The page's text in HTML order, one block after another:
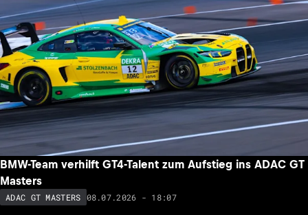
BMW-Team verhilft GT4-Talent zum Aufstieg ins ADAC GT
Masters
ADAC GT MASTERS 08.07.2026 - 18:07